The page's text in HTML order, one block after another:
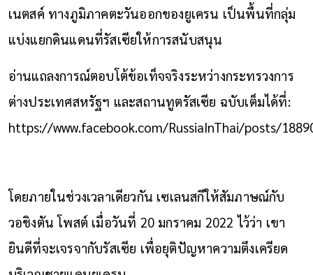
เนตสค์ ทางภูมิภาคตะวันออกของยูเครน เป็นพื้นที่กลุ่ม
แบ่งแยกดินแดนที่รัสเซียให้การสนับสนุน
อ่านแถลงการณ์ตอบโต้ข้อเท็จจริงระหว่างกระทรวงการ
ต่างประเทศสหรัฐฯ และสถานทูตรัสเซีย ฉบับเต็มได้ที่:
https://www.facebook.com/RussiaInThai/posts/
โดยภายในช่วงเวลาเดียวกัน เซเลนสกีให้สัมภาษณ์กับ
วอชิงตัน โพสต์ เมื่อวันที่ 20 มกราคม 2022 ไว้ว่า เขา
ยินดีที่จะเจรจากับรัสเซีย เพื่อยุติปัญหาความตึงเครียด